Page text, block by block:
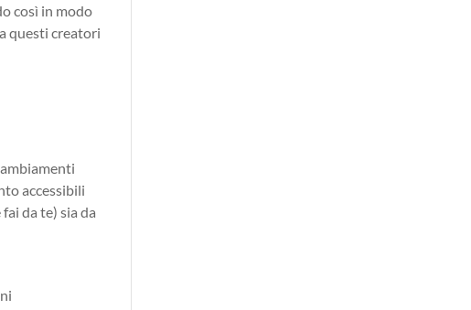
così in modo
questi creatori
accessibili
da te) sia da